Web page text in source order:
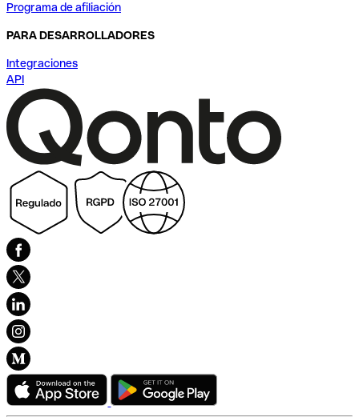
Programa de afiliación
PARA DESARROLLADORES
Integraciones
API